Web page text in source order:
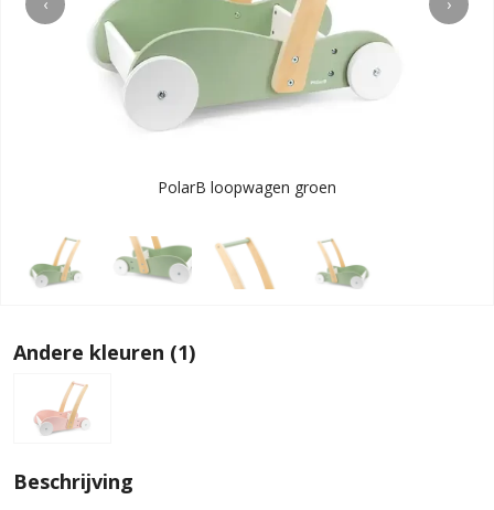
‹ ›
PolarB loopwagen groen
Andere kleuren (1)
Beschrijving